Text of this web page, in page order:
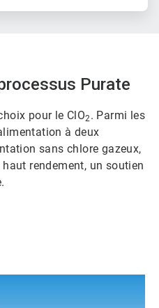
Purate
pour le ClO2. Parmi les
à deux
sans chlore gazeux,
rendement, un soutien